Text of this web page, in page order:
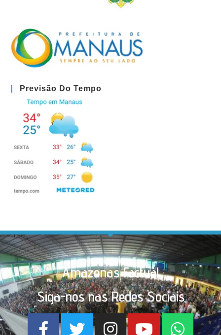
Previsão Do Tempo
Amazonas Factual
Siga-nos nas Redes Sociais